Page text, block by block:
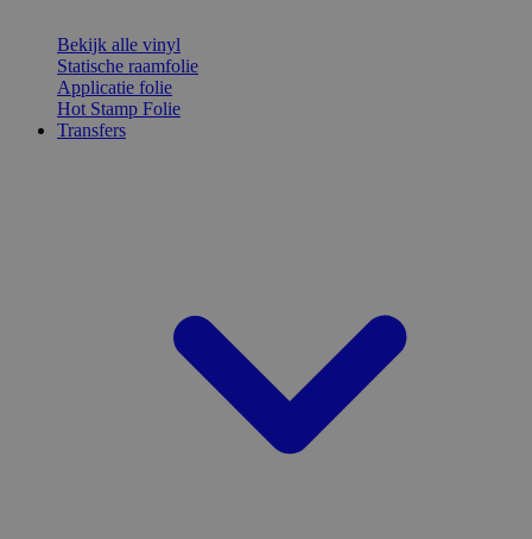
Bekijk alle vinyl
Statische raamfolie
Applicatie folie
Hot Stamp Folie
Transfers